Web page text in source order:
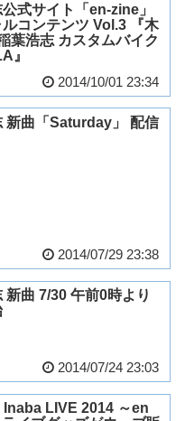
式サイト「en-zine」
ルコンテンツ Vol.3 『木
葉浩志 カスタムバイク
』
2014/10/01 23:34
新曲「Saturday」 配信
2014/07/29 23:38
新曲 7/30 午前0時より
2014/07/24 23:03
Inaba LIVE 2014 ～en